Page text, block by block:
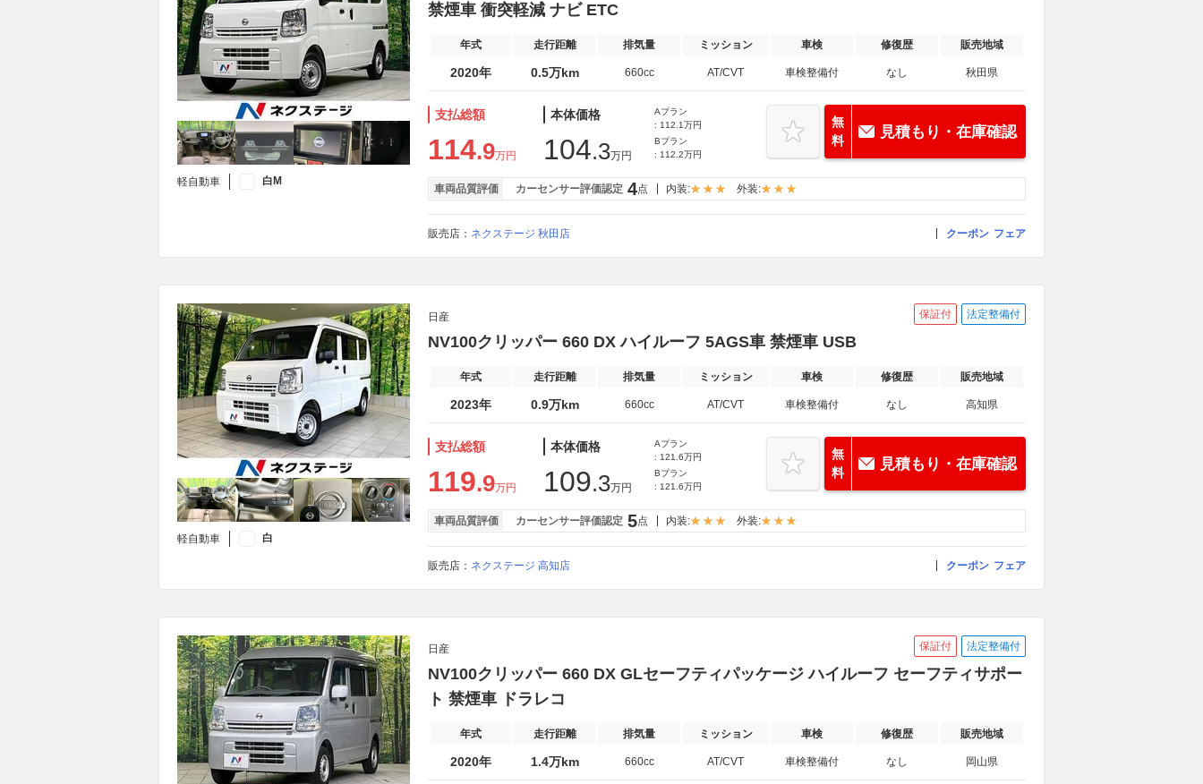
軽自動車 白M
禁煙車 衝突軽減 ナビ ETC
年式 走行距離 排気量 ミッション 車検 修復歴 販売地域
2020年 0.5万km 660cc AT/CVT 車検整備付 なし 秋田県
支払総額
114.9万円
本体価格
104.3万円
Aプラン
: 112.1万円
Bプラン
: 112.2万円
無
料
見積もり・在庫確認
車両品質評価 カーセンサー評価認定 4点 内装: 外装:
販売店： ネクステージ 秋田店 クーポン フェア
軽自動車 白
日産 保証付 法定整備付
NV100クリッパー 660 DX ハイルーフ 5AGS車 禁煙車 USB
年式 走行距離 排気量 ミッション 車検 修復歴 販売地域
2023年 0.9万km 660cc AT/CVT 車検整備付 なし 高知県
支払総額
119.9万円
本体価格
109.3万円
Aプラン
: 121.6万円
Bプラン
: 121.6万円
無
料
見積もり・在庫確認
車両品質評価 カーセンサー評価認定 5点 内装: 外装:
販売店： ネクステージ 高知店 クーポン フェア
日産 保証付 法定整備付
NV100クリッパー 660 DX GLセーフティパッケージ ハイルーフ セーフティサポー
ト 禁煙車 ドラレコ
年式 走行距離 排気量 ミッション 車検 修復歴 販売地域
2020年 1.4万km 660cc AT/CVT 車検整備付 なし 岡山県